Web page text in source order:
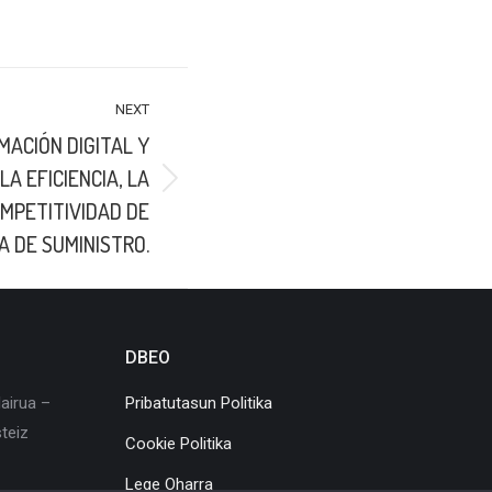
NEXT
DIGITAL Y
EFICIENCIA, LA
DE
DE SUMINISTRO.
–
DBEO
Pribatutasun Politika
Cookie Politika
Lege Oharra